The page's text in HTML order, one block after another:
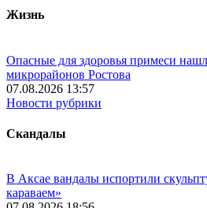
Жизнь
Опасные для здоровья примеси
микрорайонов Ростова
07.08.2026 13:57
Новости рубрики
Скандалы
В Аксае вандалы испортили
караваем»